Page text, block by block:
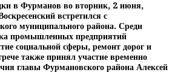
в Фурманов во вторник, 2 июня,
встретился с
муниципального района. Среди
промышленных предприятий
социальной сферы, ремонт дорог и
также принял участие временно
главы Фурмановского района Алексей